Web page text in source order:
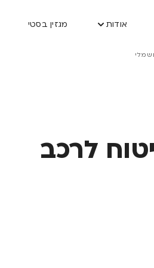
אודות מגזין בסטי
לרכב